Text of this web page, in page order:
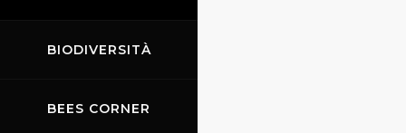
BIODIVERSITÀ
BEES CORNER